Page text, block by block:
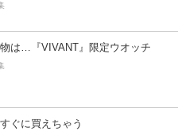
は…『VIVANT』限定ウオッチ
ぐに買えちゃう